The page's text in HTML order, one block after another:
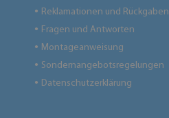
● Reklamationen und Rückgaben
● Fragen und Antworten
● Montageanweisung
● Sondernangebotsregelungen
● Datenschutzerklärung